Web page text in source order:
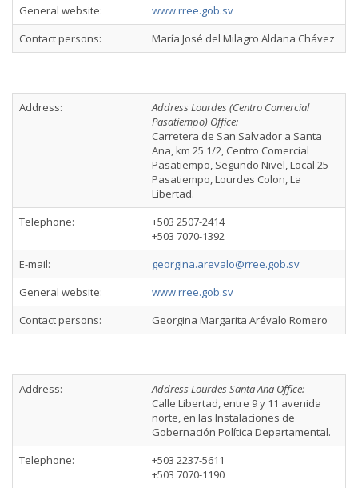
General website:
www.rree.gob.sv
Contact persons:
María José del Milagro Aldana Chávez
Address:
Address Lourdes (Centro Comercial
Pasatiempo) Office:
Carretera de San Salvador a Santa
Ana, km 25 1/2, Centro Comercial
Pasatiempo, Segundo Nivel, Local 25
Pasatiempo, Lourdes Colon, La
Libertad.
Telephone:
+503 2507-2414
+503 7070-1392
E-mail:
georgina.arevalo@rree.gob.sv
General website:
www.rree.gob.sv
Contact persons:
Georgina Margarita Arévalo Romero
Address:
Address Lourdes Santa Ana Office:
Calle Libertad, entre 9 y 11 avenida
norte, en las Instalaciones de
Gobernación Política Departamental.
Telephone:
+503 2237-5611
+503 7070-1190